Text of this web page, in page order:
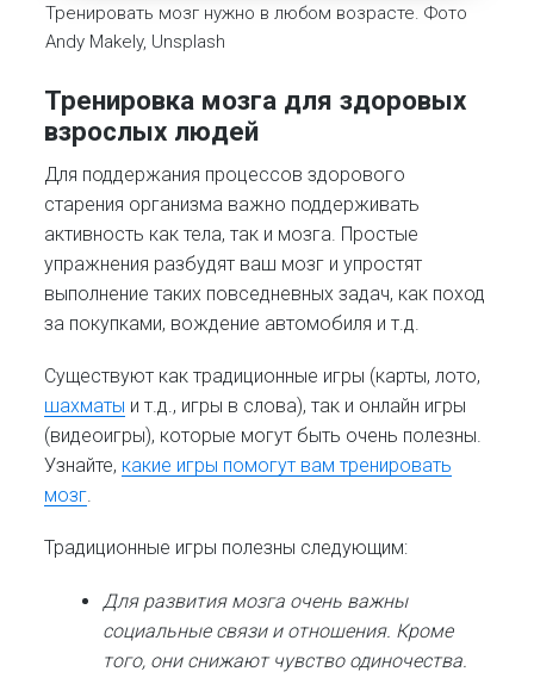
Тренировать мозг нужно в любом возрасте. Фото
Andy Makely, Unsplash
Тренировка мозга для здоровых
взрослых людей
Для поддержания процессов здорового
старения организма важно поддерживать
активность как тела, так и мозга. Простые
упражнения разбудят ваш мозг и упростят
выполнение таких повседневных задач, как поход
за покупками, вождение автомобиля и т.д.
Существуют как традиционные игры (карты, лото,
шахматы и т.д., игры в слова), так и онлайн игры
(видеоигры), которые могут быть очень полезны.
Узнайте, какие игры помогут вам тренировать
мозг.
Традиционные игры полезны следующим:
Для развития мозга очень важны
социальные связи и отношения. Кроме
того, они снижают чувство одиночества.